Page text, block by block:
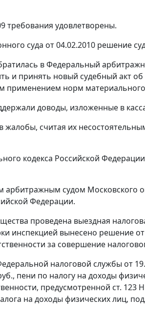
требования удовлетворены.
суда от 04.02.2010 решение
в Федеральный
и принять новый судебный акт об
применением норм
доводы, изложенные в
жалобы, считая их
кодекса Российской
судом Московского
Федерации.
проведена выездная
инспекцией вынесено решение
за совершение
налоговой службы от
пени по налогу на доходы
предусмотренной ст. 123
на доходы физических лиц,